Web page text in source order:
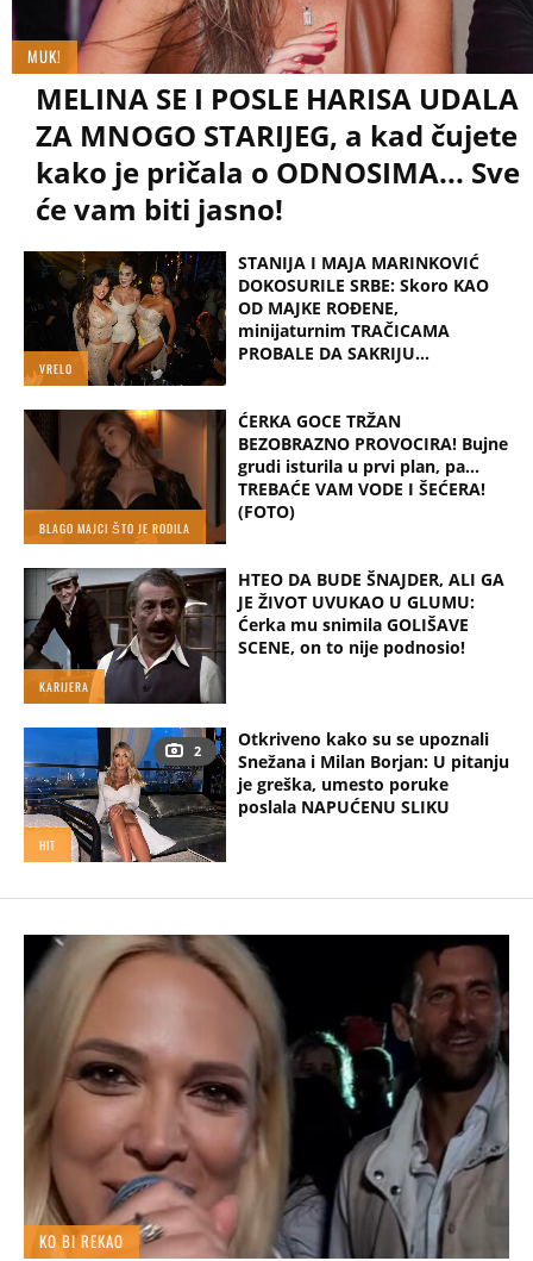
MUK!
MELINA SE I POSLE HARISA UDALA
ZA MNOGO STARIJEG, a kad čujete
kako je pričala o ODNOSIMA... Sve
će vam biti jasno!
VRELO
STANIJA I MAJA MARINKOVIĆ
DOKOSURILE SRBE: Skoro KAO
OD MAJKE ROĐENE,
minijaturnim TRAČICAMA
PROBALE DA SAKRIJU...
BLAGO MAJCI ŠTO JE RODILA
ĆERKA GOCE TRŽAN
BEZOBRAZNO PROVOCIRA! Bujne
grudi isturila u prvi plan, pa...
TREBAĆE VAM VODE I ŠEĆERA!
(FOTO)
KARIJERA
HTEO DA BUDE ŠNAJDER, ALI GA
JE ŽIVOT UVUKAO U GLUMU:
Ćerka mu snimila GOLIŠAVE
SCENE, on to nije podnosio!
2
HIT
Otkriveno kako su se upoznali
Snežana i Milan Borjan: U pitanju
je greška, umesto poruke
poslala NAPUĆENU SLIKU
KO BI REKAO